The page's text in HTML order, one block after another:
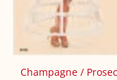
Champagne /